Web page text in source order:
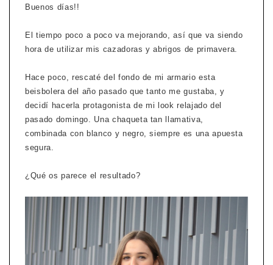
Buenos días!!
El tiempo poco a poco va mejorando, así que va siendo
hora de utilizar mis cazadoras y abrigos de primavera.
Hace poco, rescaté del fondo de mi armario esta
beisbolera del año pasado que tanto me gustaba, y
decidí hacerla protagonista de mi look relajado del
pasado domingo. Una chaqueta tan llamativa,
combinada con blanco y negro, siempre es una apuesta
segura.
¿Qué os parece el resultado?